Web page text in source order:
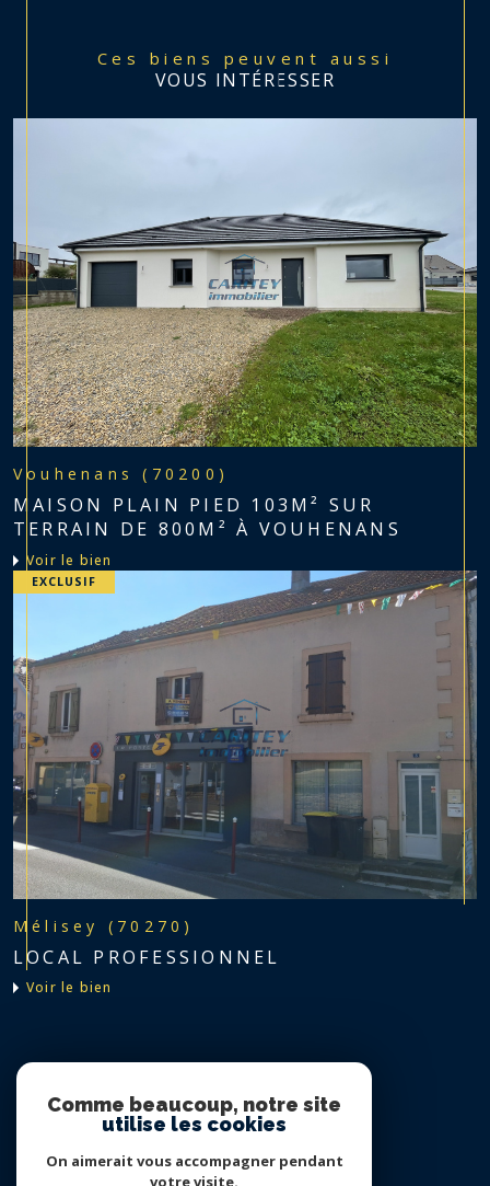
Ces biens peuvent aussi
VOUS INTÉRESSER
Vouhenans (70200)
MAISON PLAIN PIED 103M² SUR
TERRAIN DE 800M² À VOUHENANS
voir le bien
EXCLUSIF
Mélisey (70270)
LOCAL PROFESSIONNEL
voir le bien
Comme beaucoup, notre site
utilise les cookies
On aimerait vous accompagner pendant
votre visite.